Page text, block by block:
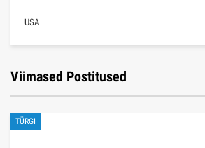
USA
Viimased Postitused
TÜRGI